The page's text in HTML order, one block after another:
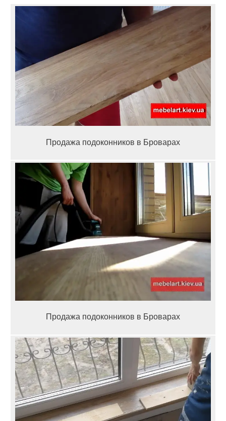
Продажа подоконников в Броварах
Продажа подоконников в Броварах